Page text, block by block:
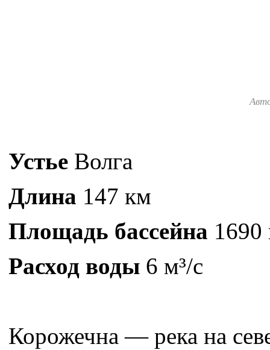
Устье Волга
Длина 147 км
Площадь бассейна 1690
Расход воды 6 м³/с
Корожечна — река на